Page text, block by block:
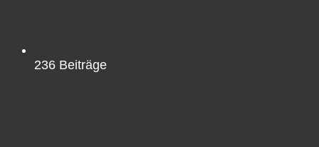
236 Beiträge